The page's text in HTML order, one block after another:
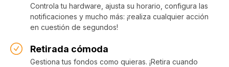
Controla tu hardware, ajusta su horario, configura las
notificaciones y mucho más: ¡realiza cualquier acción
en cuestión de segundos!
Retirada cómoda
Gestiona tus fondos como quieras. ¡Retira cuando